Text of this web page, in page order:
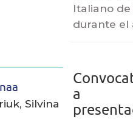
Silvina
Italiano
durante el
a